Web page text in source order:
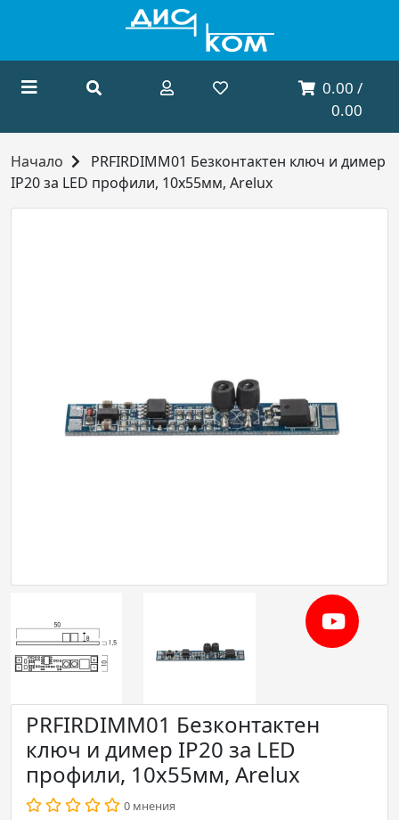
0.00 /
0.00
Начало
PRFIRDIMM01 Безконтактен ключ и димер
IP20 за LED профили, 10x55мм, Arelux
PRFIRDIMM01 Безконтактен
ключ и димер IP20 за LED
профили, 10x55мм, Arelux
0 мнения